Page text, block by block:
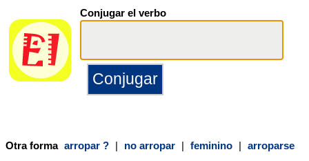
Conjugar el verbo
Otra forma arropar ? | no arropar | feminino | arroparse